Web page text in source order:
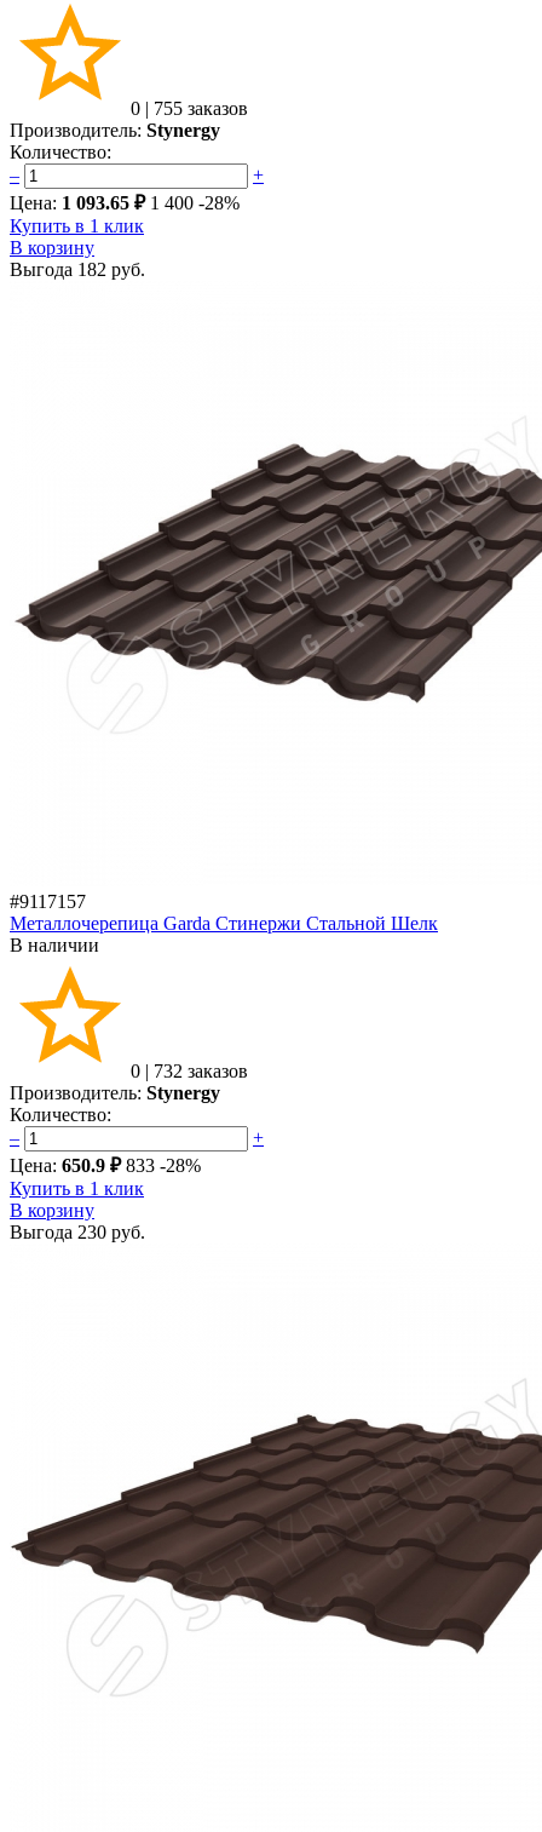
0 | 755 заказов
Производитель: Stynergy
Количество:
–
+
Цена: 1 093.65 ₽ 1 400 -28%
Купить в 1 клик
В корзину
Выгода 182 руб.
#9117157
Металлочерепица Garda Стинержи Стальной Шелк
В наличии
0 | 732 заказов
Производитель: Stynergy
Количество:
–
+
Цена: 650.9 ₽ 833 -28%
Купить в 1 клик
В корзину
Выгода 230 руб.